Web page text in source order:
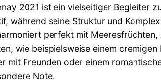
2021 ist ein vielseitiger Begleiter
während seine Struktur und
perfekt mit
wie beispielsweise einem
mit Freunden oder einem
Note.